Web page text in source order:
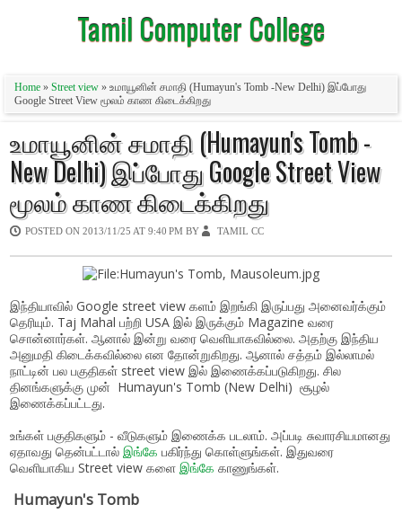
Tamil Computer College
Home » Street view » உமாயூனின் சமாதி (Humayun's Tomb -New Delhi) இப்போது
Google Street View மூலம் காண கிடைக்கிறது
உமாயூனின் சமாதி (Humayun's Tomb -
New Delhi) இப்போது Google Street View
மூலம் காண கிடைக்கிறது
POSTED ON 2013/11/25 AT 9:40 PM BY TAMIL CC
இந்தியாவில் Google street view களம் இறங்கி இருப்பது அனைவர்க்கும்
தெரியும். Taj Mahal பற்றி USA இல் இருக்கும் Magazine வரை
சொன்னார்கள். ஆனால் இன்று வரை வெளியாகவில்லை. அதற்கு இந்திய
அனுமதி கிடைக்கவில்லை என தோன்றுகிறது. ஆனால் சத்தம் இல்லாமல்
நாட்டின் பல பகுதிகள் street view இல் இணைக்கப்படுகிறது. சில
தினங்களுக்கு முன் Humayun's Tomb (New Delhi) சூழல்
இணைக்கப்பட்டது.
உங்கள் பகுதிகளும் - வீடுகளும் இணைக்க படலாம். அப்படி சுவாரசியமானது
ஏதாவது தென்பட்டால் இங்கே பகிர்ந்து கொள்ளுங்கள். இதுவரை
வெளியாகிய Street view களை இங்கே காணுங்கள்.
Humayun's Tomb